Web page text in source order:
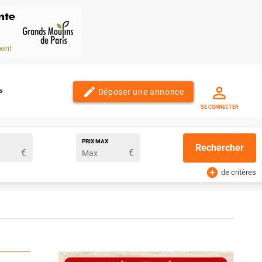
edit Déposer une annonce
SE CONNECTER
€
PRIX MAX
€ Rechercher
add_circle de critères